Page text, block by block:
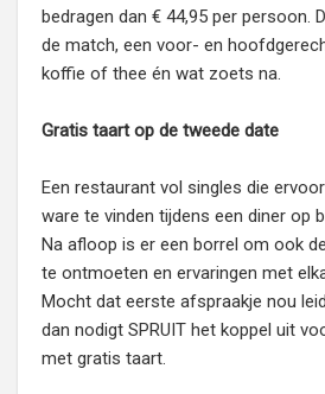
bedragen dan € 44,95 per persoon.
de match, een voor- en
koffie of thee én wat zoets na.
Gratis taart op de tweede date
Een restaurant vol singles die
ware te vinden tijdens een diner op
Na afloop is er een borrel om ook
te ontmoeten en ervaringen met
Mocht dat eerste afspraakje nou
dan nodigt SPRUIT het koppel uit
met gratis taart.